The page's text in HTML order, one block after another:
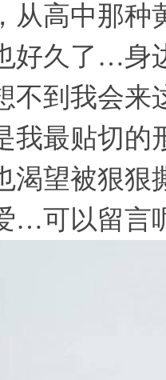
从高中那种
好久了…身
不到我会来
我最贴切的
渴望被狠狠
…可以留言